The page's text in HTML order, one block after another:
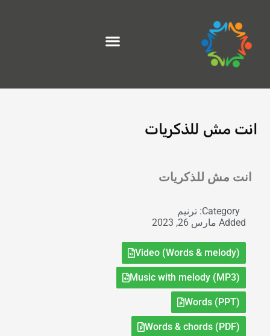
المحتوى
انت مش للذكريات
انت مش للذكريات
Category: ترنيم
Added مارس 26, 2023
Video (Words & melody)
Music with melody (MP3)
Words (PPT)
Words & chords (PDF)